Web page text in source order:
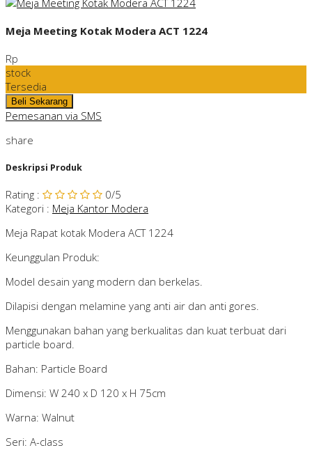
Meja Meeting Kotak Modera ACT 1224
Rp
stock
Tersedia
Pemesanan via SMS
share
Deskripsi Produk
Rating : 0/5
Kategori : Meja Kantor Modera
Meja Rapat kotak Modera ACT 1224
Keunggulan Produk:
Model desain yang modern dan berkelas.
Dilapisi dengan melamine yang anti air dan anti gores.
Menggunakan bahan yang berkualitas dan kuat terbuat dari
particle board.
Bahan: Particle Board
Dimensi: W 240 x D 120 x H 75cm
Warna: Walnut
Seri: A-class